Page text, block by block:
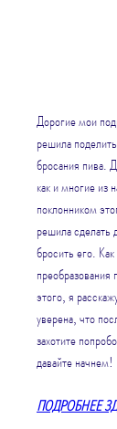
Дорогие мои
решила
бросания
как и многие из
поклонником
решила
бросить его.
этого, я
уверена, что
захотите
давайте начнем!
ПОДРОБНЕЕ